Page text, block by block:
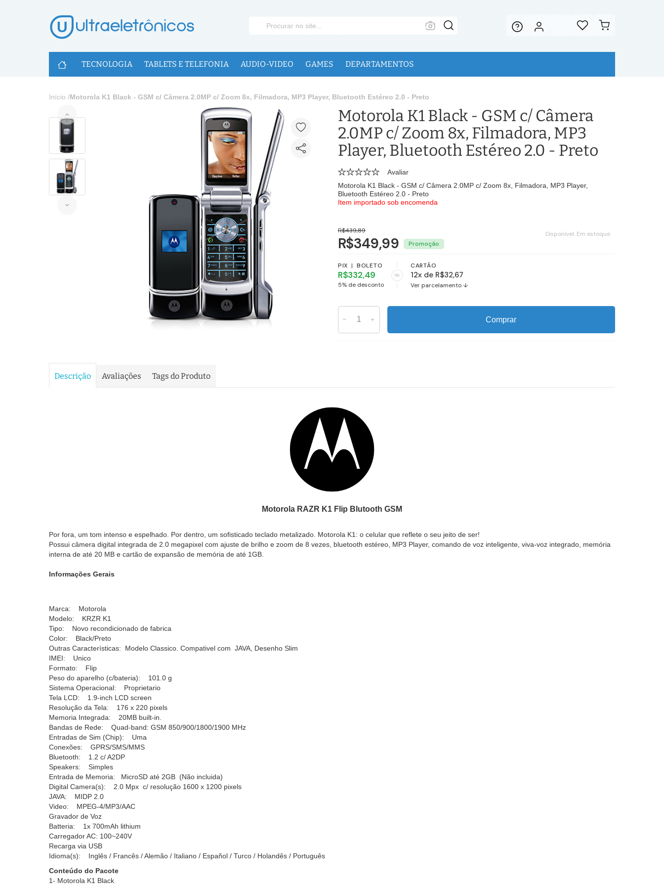
U
TECNOLOGIA TABLETS E TELEFONIA AUDIO-VIDEO GAMES DEPARTAMENTOS
Início /Motorola K1 Black - GSM c/ Câmera 2.0MP c/ Zoom 8x, Filmadora, MP3 Player, Bluetooth Estéreo 2.0 - Preto
Motorola K1 Black - GSM c/ Câmera
2.0MP c/ Zoom 8x, Filmadora, MP3
Player, Bluetooth Estéreo 2.0 - Preto
Avaliar
Motorola K1 Black - GSM c/ Câmera 2.0MP c/ Zoom 8x, Filmadora, MP3 Player,
Bluetooth Estéreo 2.0 - Preto
Item importado sob encomenda
Disponível: Em estoque
R$439,89
R$349,99
PIX | BOLETO
R$332,49
5% de desconto
ou
CARTÃO
12x de R$32,67
Ver parcelamento ↓
Comprar
Descrição Avaliações Tags do Produto
Motorola RAZR K1 Flip Blutooth GSM
Por fora, um tom intenso e espelhado. Por dentro, um sofisticado teclado metalizado. Motorola K1: o celular que reflete o seu jeito de ser!
Possui câmera digital integrada de 2.0 megapixel com ajuste de brilho e zoom de 8 vezes, bluetooth estéreo, MP3 Player, comando de voz inteligente, viva-voz integrado, memória
interna de até 20 MB e cartão de expansão de memória de até 1GB.
Informações Gerais
Marca: Motorola
Modelo: KRZR K1
Tipo: Novo recondicionado de fabrica
Color: Black/Preto
Outras Características: Modelo Classico. Compativel com JAVA, Desenho Slim
IMEI: Unico
Formato: Flip
Peso do aparelho (c/bateria): 101.0 g
Sistema Operacional: Proprietario
Tela LCD: 1.9-inch LCD screen
Resolução da Tela: 176 x 220 pixels
Memoria Integrada: 20MB built-in.
Bandas de Rede: Quad-band: GSM 850/900/1800/1900 MHz
Entradas de Sim (Chip): Uma
Conexões: GPRS/SMS/MMS
Bluetooth: 1.2 c/ A2DP
Speakers: Simples
Entrada de Memoria: MicroSD até 2GB (Não incluida)
Digital Camera(s): 2.0 Mpx c/ resolução 1600 x 1200 pixels
JAVA: MIDP 2.0
Video: MPEG-4/MP3/AAC
Gravador de Voz
Batteria: 1x 700mAh lithium
Carregador AC: 100~240V
Recarga via USB
Idioma(s): Inglês / Francês / Alemão / Italiano / Español / Turco / Holandês / Português
Conteúdo do Pacote
1- Motorola K1 Black